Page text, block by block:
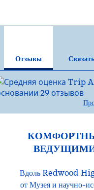
Отзывы
Вдоль Redwood
от Музея и научно-